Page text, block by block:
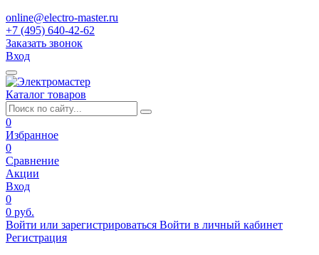
online@electro-master.ru
+7 (495) 640-42-62
Заказать звонок
Вход
Каталог товаров
0
Избранное
0
Сравнение
Акции
Вход
0
0 руб.
Войти или зарегистрироваться Войти в личный кабинет
Регистрация